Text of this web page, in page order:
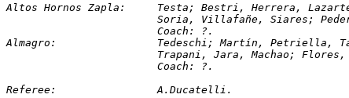
Altos Hornos Zapla:	Testa; Bestri, Herrera,
Soria, Villafañe, Siares;
			Coach: ?.
Almagro:		Tedeschi; Martín,
Trapani, Jara, Machao;
			Coach: ?.
Referee:		A.Ducatelli.